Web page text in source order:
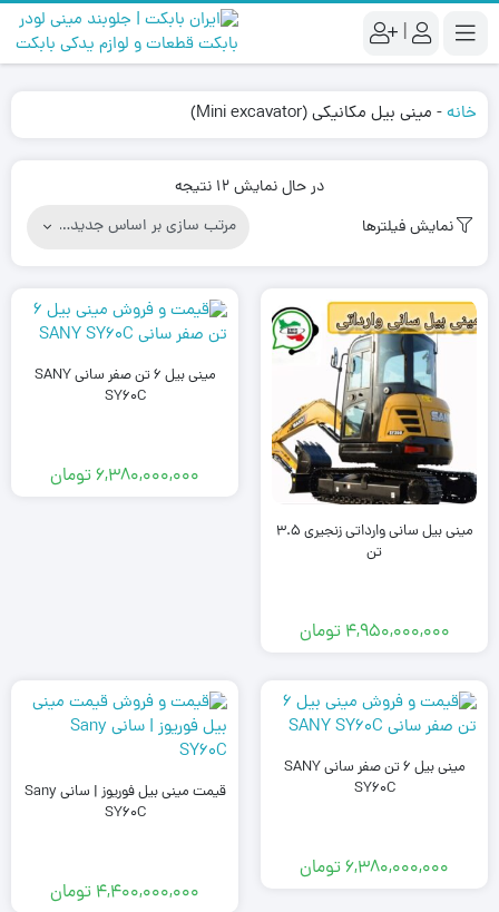
|
خانه- مینی بیل مکانیکی (Mini excavator)
در حال نمایش 12 نتیجه
Sorted
latest
نمایش فیلترها
مینی بیل سانی وارداتی زنجیری 3.5
تن
4,950,000,000 تومان
مینی بیل 6 تن صفر سانی SANY
SY60C
6,380,000,000تومان
مینی بیل 6 تن صفر سانی SANY
SY60C
6,380,000,000تومان
قیمت مینی بیل فوریوز | سانی Sany
SY60C
4,400,000,000 تومان